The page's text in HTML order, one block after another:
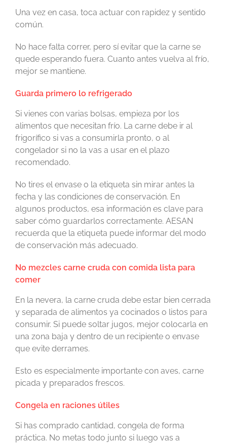
Una vez en casa, toca actuar con rapidez y sentido
común.
No hace falta correr, pero sí evitar que la carne se
quede esperando fuera. Cuanto antes vuelva al frío,
mejor se mantiene.
Guarda primero lo refrigerado
Si vienes con varias bolsas, empieza por los
alimentos que necesitan frío. La carne debe ir al
frigorífico si vas a consumirla pronto, o al
congelador si no la vas a usar en el plazo
recomendado.
No tires el envase o la etiqueta sin mirar antes la
fecha y las condiciones de conservación. En
algunos productos, esa información es clave para
saber cómo guardarlos correctamente. AESAN
recuerda que la etiqueta puede informar del modo
de conservación más adecuado.
No mezcles carne cruda con comida lista para
comer
En la nevera, la carne cruda debe estar bien cerrada
y separada de alimentos ya cocinados o listos para
consumir. Si puede soltar jugos, mejor colocarla en
una zona baja y dentro de un recipiente o envase
que evite derrames.
Esto es especialmente importante con aves, carne
picada y preparados frescos.
Congela en raciones útiles
Si has comprado cantidad, congela de forma
práctica. No metas todo junto si luego vas a